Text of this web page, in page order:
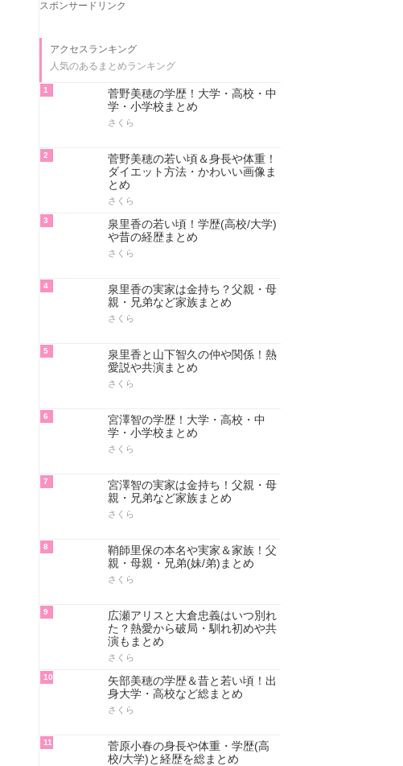
スポンサードリンク
アクセスランキング
人気のあるまとめランキング
1
菅野美穂の学歴！大学・高校・中
学・小学校まとめ
さくら
2
菅野美穂の若い頃＆身長や体重！
ダイエット方法・かわいい画像ま
とめ
さくら
3
泉里香の若い頃！学歴(高校/大学)
や昔の経歴まとめ
さくら
4
泉里香の実家は金持ち？父親・母
親・兄弟など家族まとめ
さくら
5
泉里香と山下智久の仲や関係！熱
愛説や共演まとめ
さくら
6
宮澤智の学歴！大学・高校・中
学・小学校まとめ
さくら
7
宮澤智の実家は金持ち！父親・母
親・兄弟など家族まとめ
さくら
8
鞘師里保の本名や実家＆家族！父
親・母親・兄弟(妹/弟)まとめ
さくら
9
広瀬アリスと大倉忠義はいつ別れ
た？熱愛から破局・馴れ初めや共
演もまとめ
さくら
10
矢部美穂の学歴＆昔と若い頃！出
身大学・高校など総まとめ
さくら
11
菅原小春の身長や体重・学歴(高
校/大学)と経歴を総まとめ